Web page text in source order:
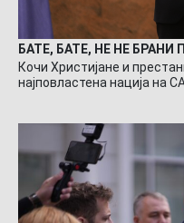
БАТЕ, БАТЕ, НЕ НЕ БРАНИ
Кочи Христијане и
најповластена нација на